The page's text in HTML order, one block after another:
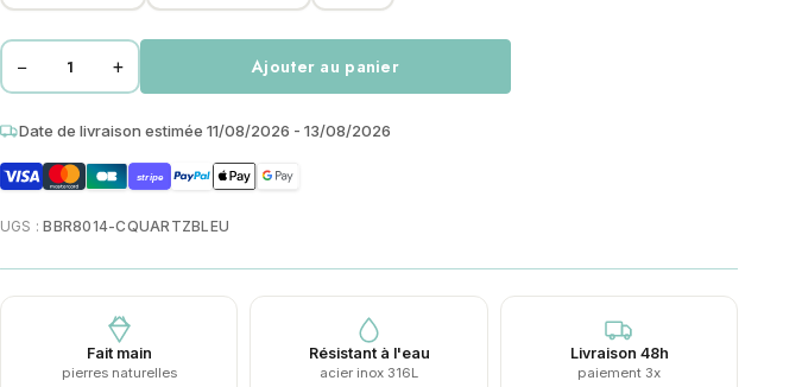
quantité
Bracelet
4mm
perles
heishi
bali
− + Ajouter au panier
Date de livraison estimée 11/08/2026 - 13/08/2026
stripe
UGS :BBR8014-CQUARTZBLEU
Fait main
pierres naturelles
Résistant à l'eau
acier inox 316L
Livraison 48h
paiement 3x